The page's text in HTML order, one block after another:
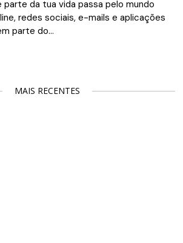
parte da tua vida passa pelo mundo
redes sociais, e-mails e aplicações
parte do…
MAIS RECENTES